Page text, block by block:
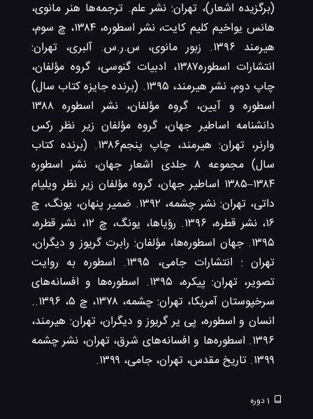
(برگزیده اشعار)، تهران: نشر علم. ترجمه‌ها هنر مانوی،
هانس یواخیم کلیم کایت، نشر اسطوره، ۱۳۸۴، چ سوم،
هیرمند ۱۳۹۶. زبور مانوی، س.ر.س. آلبری، تهران:
انتشارات اسطوره۱۳۸۷، ادبیات گنوسی، گروه مؤلفان،
چاپ دوم، نشر هیرمند، ۱۳۹۵. (برنده جایزه کتاب سال)
اسطوره و آیین، گروه مؤلفان، نشر اسطوره ۱۳۸۸
دانشنامه اساطیر جهان، گروه مؤلفان زیر نظر رکس
وارنر، تهران: هیرمند، چاپ پنجم۱۳۸۶. (برنده کتاب
سال) مجموعه ۸ جلدی اشعار جهان، نشر اسطوره
۱۳۸۴–۱۳۸۵ اساطیر جهان، گروه مؤلفان زیر نظر ویلیام
داتی، تهران: نشر چشمه، ۱۳۹۲. ضمیر پنهان، یونگ، چ
۱۶، نشر قطره، ۱۳۹۶. رؤیاها، یونگ، چ ۱۲، نشر قطره،
۱۳۹۵. جهان اسطوره‌ها، مؤلفان: رابرت گریوز و دیگران،
تهران : انتشارات جامی، ۱۳۹۵. اسطوره به روایت
تصویر، تهران: پیکره، ۱۳۹۵. اسطوره‌ها و افسانه‌های
سرخپوستان آمریکا، تهران: چشمه، ۱۳۷۸، چ ۵، ۱۳۹۶..
انسان و اسطوره، پی یر گریوز و دیگران، تهران: هیرمند،
۱۳۹۶. اسطوره‌ها و افسانه‌های شرق، تهران، نشر چشمه
۱۳۹۹. تاریخ مقدس، تهران، جامی، ۱۳۹۹.
1دوره